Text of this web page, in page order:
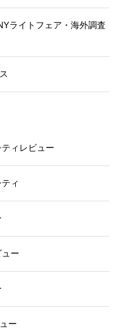
ライトフェア・海外調査
ィレビュー
ィ
ー
ー